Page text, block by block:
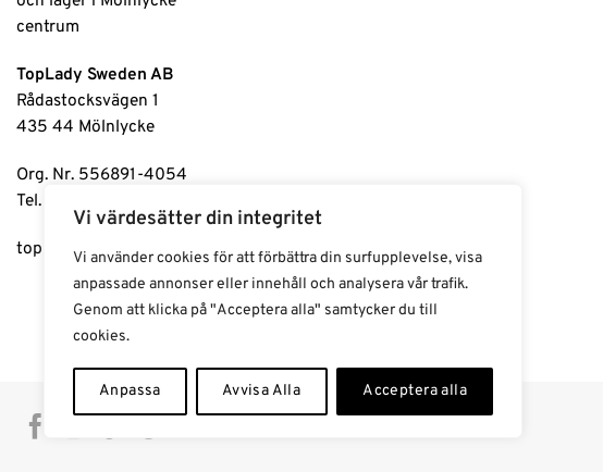
Vi värdesätter din integritet
Vi använder cookies för att förbättra din surfupplevelse, visa
anpassade annonser eller innehåll och analysera vår trafik.
Genom att klicka på "Acceptera alla" samtycker du till
cookies.
Anpassa Avvisa Alla Acceptera alla
TopLady Sweden AB
Rådastocksvägen 1
435 44 Mölnlycke
Org. Nr. 556891-4054
Tel. 031-98 90 91
toplady.se|toplady.no|toplady.dk|toplady.fi